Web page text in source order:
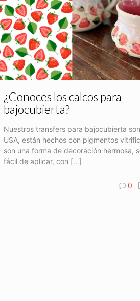
¿Conoces los calcos para
bajocubierta?
Nuestros transfers para bajocubierta
USA, están hechos con pigmentos
son una forma de decoración hermosa,
fácil de aplicar, con […]
0